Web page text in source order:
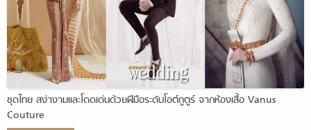
ชุดไทย สง่างามและโดดเด่นด้วยฝีมือระดับโอต์กูตูร์ จากห้องเสื้อ Vanus
Couture